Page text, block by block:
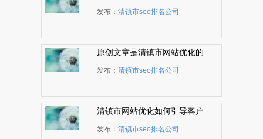
发布：清镇市seo排名公司
原创文章是清镇市网站优化的
发布：清镇市seo排名公司
清镇市网站优化如何引导客户
发布：清镇市seo排名公司